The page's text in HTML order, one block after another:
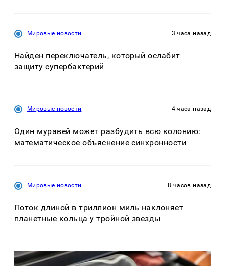
Мировые новости 3 часа назад
Найден переключатель, который ослабит
защиту супербактерий
Мировые новости 4 часа назад
Один муравей может разбудить всю колонию:
математическое объяснение синхронности
Мировые новости 8 часов назад
Поток длиной в триллион миль наклоняет
планетные кольца у тройной звезды